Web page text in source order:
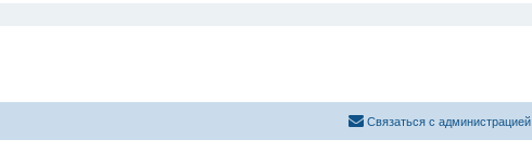
Связаться с администрацией